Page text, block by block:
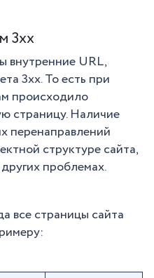
3хх
внутренние URL,
3хх. То есть при
происходило
страницу. Наличие
перенаправлений
структуре сайта,
проблемах.
все страницы сайта